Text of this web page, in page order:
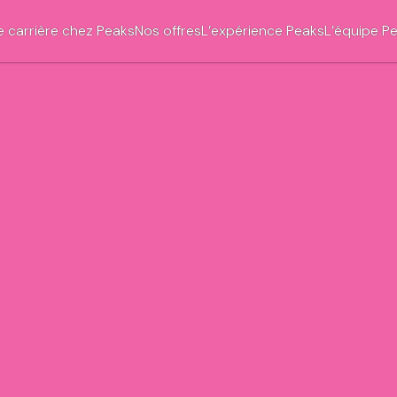
carrière chez PeaksNos offresL’expérience PeaksL’équipe